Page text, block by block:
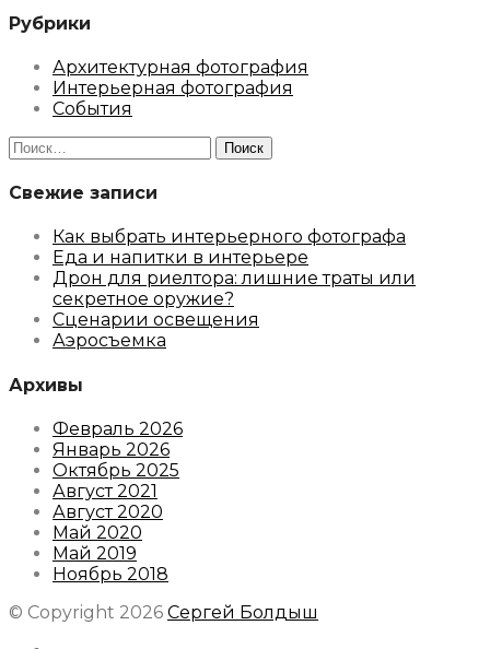
Рубрики
Архитектурная фотография
Интерьерная фотография
События
Найти:
Свежие записи
Как выбрать интерьерного фотографа
Еда и напитки в интерьере
Дрон для риелтора: лишние траты или
секретное оружие?
Сценарии освещения
Аэросъемка
Архивы
Февраль 2026
Январь 2026
Октябрь 2025
Август 2021
Август 2020
Май 2020
Май 2019
Ноябрь 2018
© Copyright 2026 Сергей Болдыш